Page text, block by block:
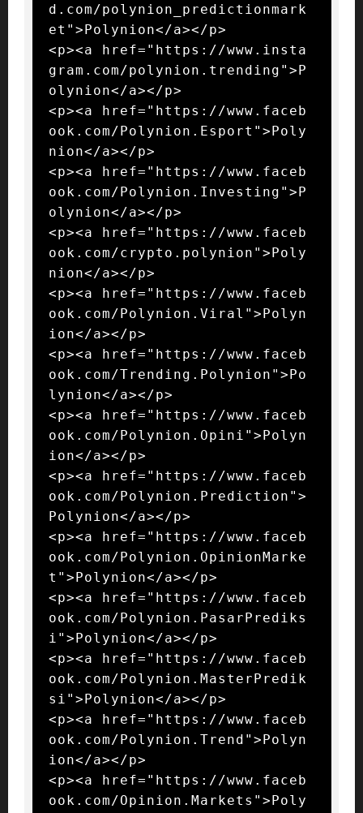
d.com/polynion_predictionmark
et">Polynion</a></p>
<p><a href="https://www.insta
gram.com/polynion.trending">P
olynion</a></p>
<p><a href="https://www.faceb
ook.com/Polynion.Esport">Poly
nion</a></p>
<p><a href="https://www.faceb
ook.com/Polynion.Investing">P
olynion</a></p>
<p><a href="https://www.faceb
ook.com/crypto.polynion">Poly
nion</a></p>
<p><a href="https://www.faceb
ook.com/Polynion.Viral">Polyn
ion</a></p>
<p><a href="https://www.faceb
ook.com/Trending.Polynion">Po
lynion</a></p>
<p><a href="https://www.faceb
ook.com/Polynion.Opini">Polyn
ion</a></p>
<p><a href="https://www.faceb
ook.com/Polynion.Prediction">
Polynion</a></p>
<p><a href="https://www.faceb
ook.com/Polynion.OpinionMarke
t">Polynion</a></p>
<p><a href="https://www.faceb
ook.com/Polynion.PasarPrediks
i">Polynion</a></p>
<p><a href="https://www.faceb
ook.com/Polynion.MasterPredik
si">Polynion</a></p>
<p><a href="https://www.faceb
ook.com/Polynion.Trend">Polyn
ion</a></p>
<p><a href="https://www.faceb
ook.com/Opinion.Markets">Poly